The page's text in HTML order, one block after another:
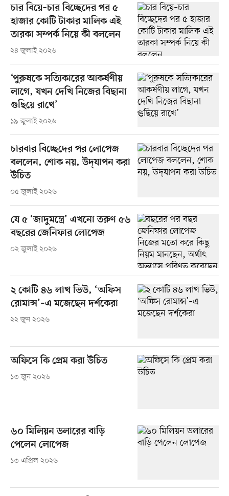
চার বিয়ে–চার বিচ্ছেদের পর ৫
হাজার কোটি টাকার মালিক এই
তারকা সম্পর্ক নিয়ে কী বললেন
২৪ জুলাই ২০২৬
‘পুরুষকে সত্যিকারের আকর্ষণীয়
লাগে, যখন দেখি নিজের বিছানা
গুছিয়ে রাখে’
১৯ জুলাই ২০২৬
চারবার বিচ্ছেদের পর লোপেজ
বললেন, শোক নয়, উদ্‌যাপন করা
উচিত
০৫ জুলাই ২০২৬
যে ৫ ‘জাদুমন্ত্রে’ এখনো তরুণ ৫৬
বছরের জেনিফার লোপেজ
০২ জুলাই ২০২৬
২ কোটি ৪৬ লাখ ভিউ, ‘অফিস
রোমান্স’–এ মজেছেন দর্শকেরা
২২ জুন ২০২৬
অফিসে কি প্রেম করা উচিত
১৩ জুন ২০২৬
৬০ মিলিয়ন ডলারের বাড়ি
পেলেন লোপেজ
১৩ এপ্রিল ২০২৬